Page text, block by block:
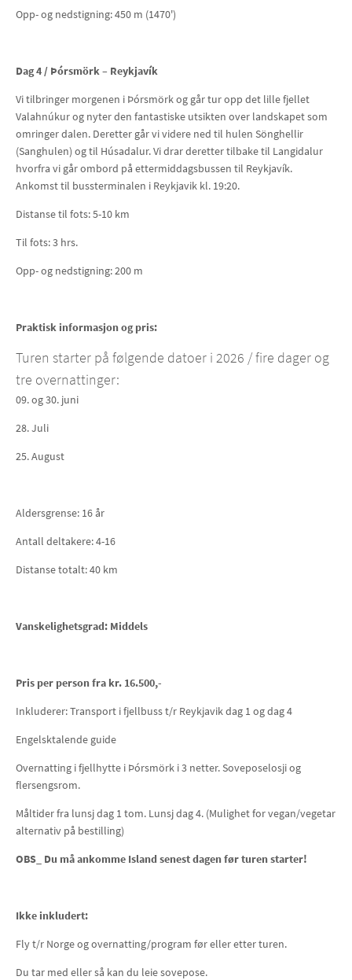
Opp- og nedstigning: 450 m (1470')
Dag 4 / Þórsmörk – Reykjavík
Vi tilbringer morgenen i Þórsmörk og går tur opp det lille fjellet
Valahnúkur og nyter den fantastiske utsikten over landskapet som
omringer dalen. Deretter går vi videre ned til hulen Sönghellir
(Sanghulen) og til Húsadalur. Vi drar deretter tilbake til Langidalur
hvorfra vi går ombord på ettermiddagsbussen til Reykjavík.
Ankomst til bussterminalen i Reykjavik kl. 19:20.
Distanse til fots: 5-10 km
Til fots: 3 hrs.
Opp- og nedstigning: 200 m
Praktisk informasjon og pris:
Turen starter på følgende datoer i 2026 / fire dager og
tre overnattinger:
09. og 30. juni
28. Juli
25. August
Aldersgrense: 16 år
Antall deltakere: 4-16
Distanse totalt: 40 km
Vanskelighetsgrad: Middels
Pris per person fra kr. 16.500,-
Inkluderer: Transport i fjellbuss t/r Reykjavik dag 1 og dag 4
Engelsktalende guide
Overnatting i fjellhytte i Þórsmörk i 3 netter. Soveposelosji og
flersengsrom.
Måltider fra lunsj dag 1 tom. Lunsj dag 4. (Mulighet for vegan/vegetar
alternativ på bestilling)
OBS_ Du må ankomme Island senest dagen før turen starter!
Ikke inkludert:
Fly t/r Norge og overnatting/program før eller etter turen.
Du tar med eller så kan du leie sovepose.